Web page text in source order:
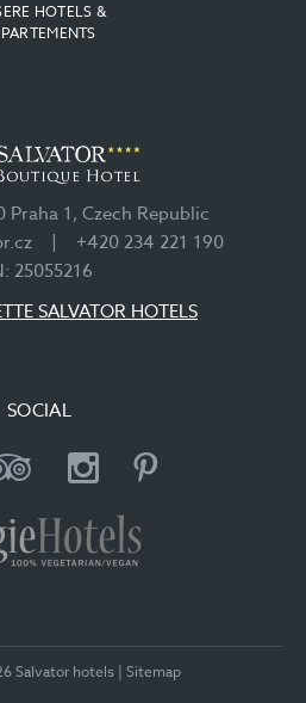
HOTELS &
1, Czech Republic
|
+420 234 221 190
25055216
SALVATOR HOTELS
SOCIAL
Salvator hotels | Sitemap